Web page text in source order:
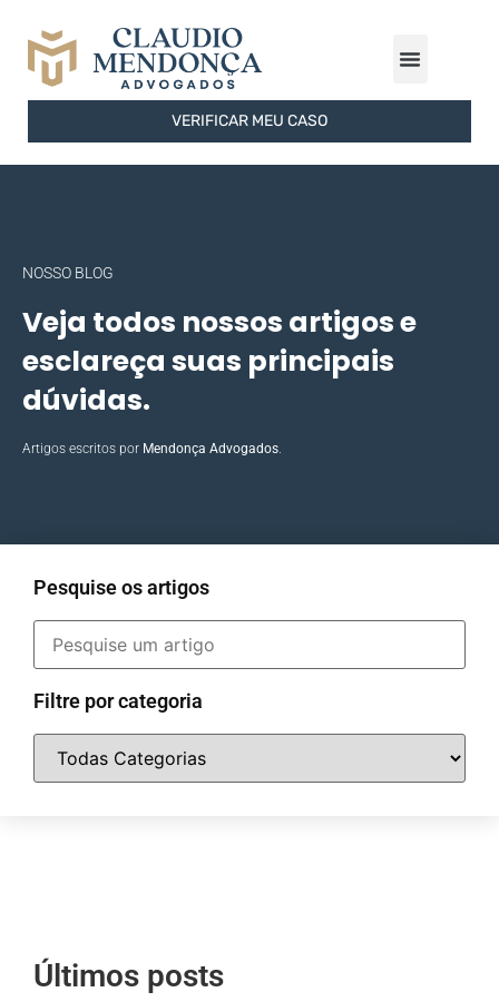
VERIFICAR MEU CASO
NOSSO BLOG
Veja todos nossos artigos e
esclareça suas principais
dúvidas.
Artigos escritos por Mendonça Advogados.
Pesquise os artigos
Filtre por categoria
Últimos posts